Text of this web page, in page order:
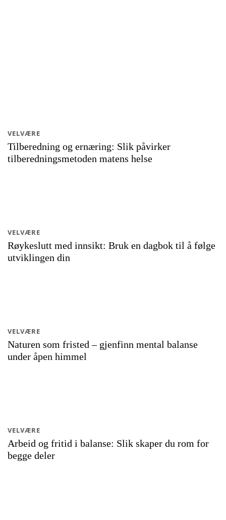
Tilberedning og ernæring: Slik påvirker
tilberedningsmetoden matens helse
VELVÆRE
Røykeslutt med innsikt: Bruk en dagbok til å følge
utviklingen din
VELVÆRE
Naturen som fristed – gjenfinn mental balanse
under åpen himmel
VELVÆRE
Arbeid og fritid i balanse: Slik skaper du rom for
begge deler
VELVÆRE